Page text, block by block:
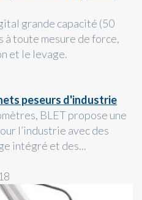
grande capacité (50
à toute mesure de force,
et le levage.
peseurs d'industrie
BLET propose une
l’industrie avec des
intégré et des...